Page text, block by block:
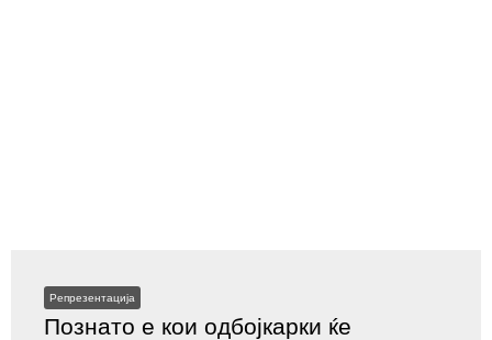
Репрезентација
Познато е кои одбојкарки ќе